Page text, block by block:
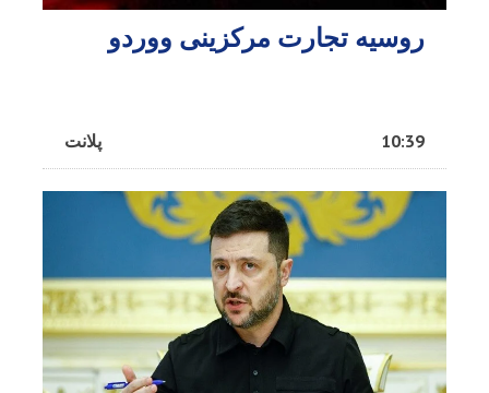
روسیه تجارت مرکزینی ووردو
پلانت 10:39